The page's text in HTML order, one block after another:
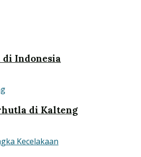
di Indonesia
di Kalteng